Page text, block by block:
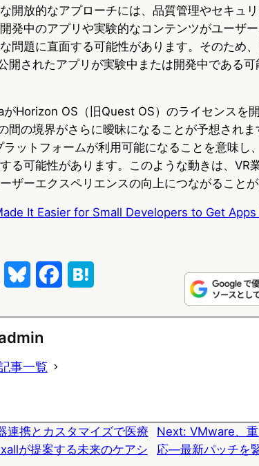
開放的なアプローチには、品質管理やセキュ
発中のアプリや実験的なコンテンツがユーザ
問題に直面する可能性があります。そのため
開されたアプリが実験中または開発中である
Horizon OS（旧Quest OS）のライセンスを
間の境界がさらに曖昧になることが予想され
ットフォームが利用可能になることを意味し
る可能性があります。このような動きは、VR
ザーエクスペリエンスの向上につながることが
It Easier for Small Developers to Get
y
o
k
事一覧
連携とカスタマイズで医療
が提案する未来のケアシ
Next: VMware、
応―最新パッチを